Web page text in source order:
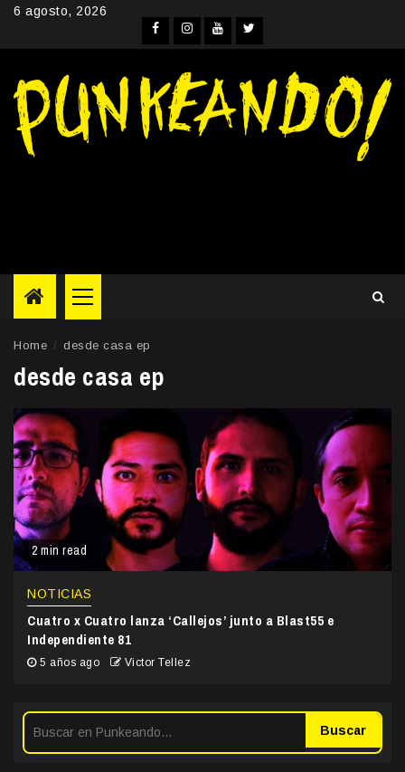
Skip6 agosto, 2026
Facebook
Instagram
YouTube
Twitter
Primary
Menu
Home desde casa ep
desde casa ep
2 min read
NOTICIAS
Cuatro x Cuatro lanza ‘Callejos’ junto a Blast55 e
Independiente 81
5 años ago Victor Tellez
Buscar